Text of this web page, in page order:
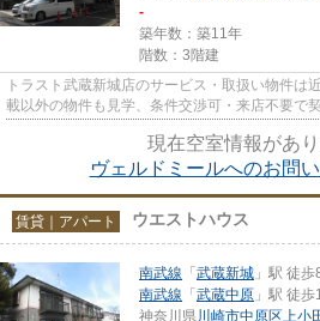
-
築年数：築11年
階数：3階建
トラスト武蔵新城店のサービス・取扱い物件は
載以外の物件も見学、条件交渉可・来店不要で
時無料駐車場有（要電話予約...
現在空室情報があり
ヴェルドミールへのお問
賃貸｜アパート ウエストハウス
南武線 「武蔵新城 」駅 徒歩
南武線 「武蔵中原 」駅 徒
神奈川県川崎市中原区上小